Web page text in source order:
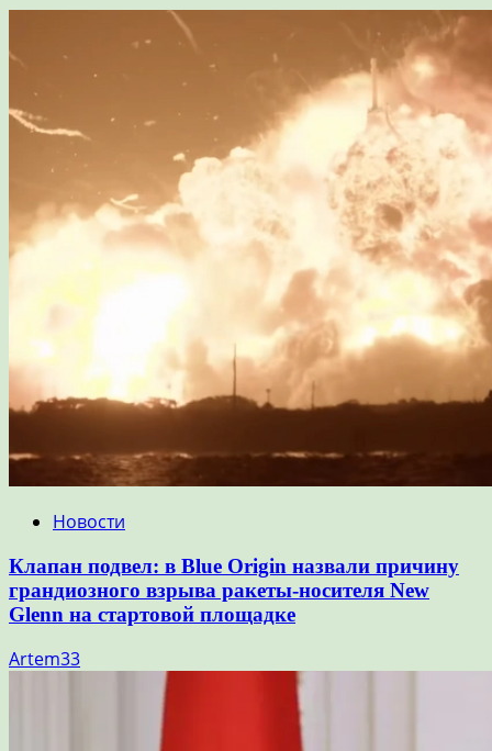
Новости
Клапан подвел: в Blue Origin назвали причину
грандиозного взрыва ракеты-носителя New
Glenn на стартовой площадке
Artem33